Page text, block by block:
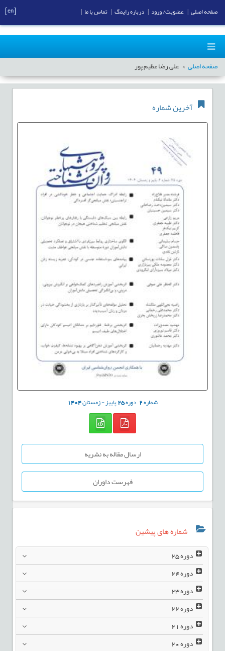
صفحه اصلی علی رضا عظیم پور
آخرین شماره
شماره2 دوره25پاییز - زمستان1404
ارسال مقاله به نشریه
فهرست داوران
شماره های پیشین
دوره25
دوره24
دوره23
دوره22
دوره21
دوره20
صفحه اصلی عضویت/ ورود درباره رایمگ تماس با ما